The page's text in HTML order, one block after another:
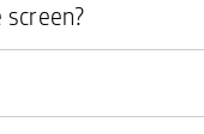
screen?